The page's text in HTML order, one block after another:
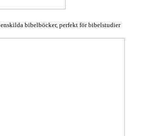
enskilda bibelböcker, perfekt för bibelstudier